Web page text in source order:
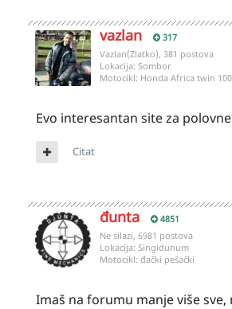
vazlan 317
Vazlan(Zlatko), 381 postova
Lokacija: Sombor
Motocikl: Honda Africa twin
Evo interesantan site za
Citat
đunta 4851
Ne silazi, 6981 postova
Lokacija: Singidunum
Motocikl: đački pešački
Imaš na forumu manje više